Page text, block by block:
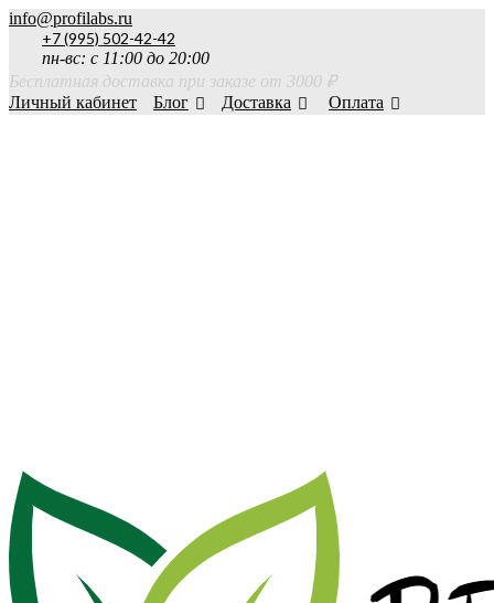
info@profilabs.ru
+7 (995) 502-42-42
пн-вс: с 11:00 до 20:00
Бесплатная доставка при заказе от 3000 ₽
Личный кабинет
Блог Доставка Оплата